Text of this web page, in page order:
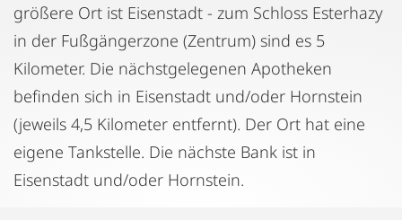
größere Ort ist Eisenstadt - zum Schloss Esterhazy
in der Fußgängerzone (Zentrum) sind es 5
Kilometer. Die nächstgelegenen Apotheken
befinden sich in Eisenstadt und/oder Hornstein
(jeweils 4,5 Kilometer entfernt). Der Ort hat eine
eigene Tankstelle. Die nächste Bank ist in
Eisenstadt und/oder Hornstein.